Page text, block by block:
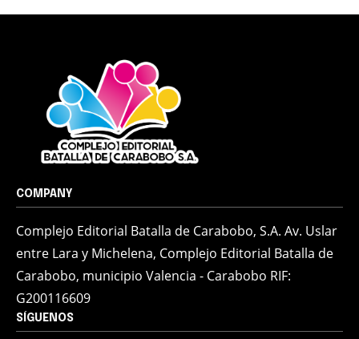
COMPANY
Complejo Editorial Batalla de Carabobo, S.A. Av. Uslar
entre Lara y Michelena, Complejo Editorial Batalla de
Carabobo, municipio Valencia - Carabobo RIF:
G200116609
SÍGUENOS